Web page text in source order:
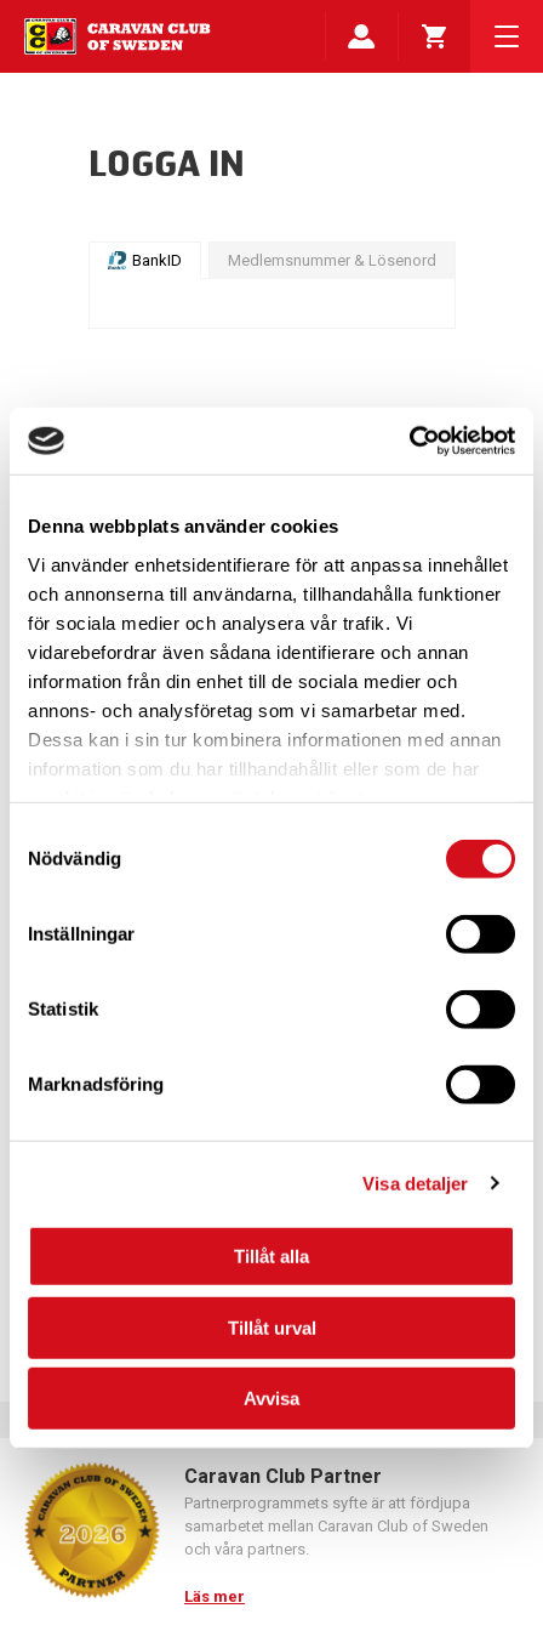
Denna webbplats använder cookies
Vi använder enhetsidentifierare för att anpassa innehållet
och annonserna till användarna, tillhandahålla funktioner
för sociala medier och analysera vår trafik. Vi
vidarebefordrar även sådana identifierare och annan
information från din enhet till de sociala medier och
annons- och analysföretag som vi samarbetar med.
Dessa kan i sin tur kombinera informationen med annan
information som du har tillhandahållit eller som de har
Nödvändig
Inställningar
Statistik
Marknadsföring
Visa detaljer
Tillåt alla
Tillåt urval
Avvisa
LOGGA IN
BankID Medlemsnummer & Lösenord
För dig som är blivande ny medlemTa del av alla förmåner.
Bli medlem idag.
Logga in med hjälp av formuläret och följ anvisningarna.
Caravan Club Partner
Partnerprogrammets syfte är att fördjupa
samarbetet mellan Caravan Club of Sweden
och våra partners.
Läs mer